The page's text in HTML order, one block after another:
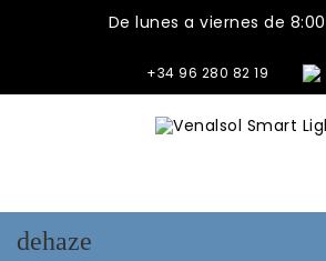
De lunes a viernes de
+34 96 280 82 19
dehaze